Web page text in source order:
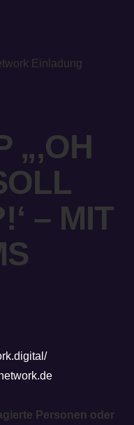
„‚OH
– MIT
Personen oder